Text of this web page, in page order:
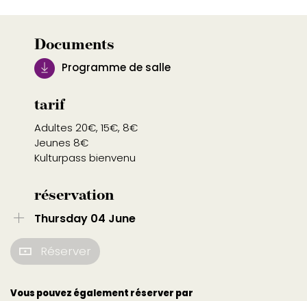
Documents
Programme de salle
tarif
Adultes 20€, 15€, 8€
Jeunes 8€
Kulturpass bienvenu
réservation
Thursday 04 June
Réserver
Vous pouvez également réserver par